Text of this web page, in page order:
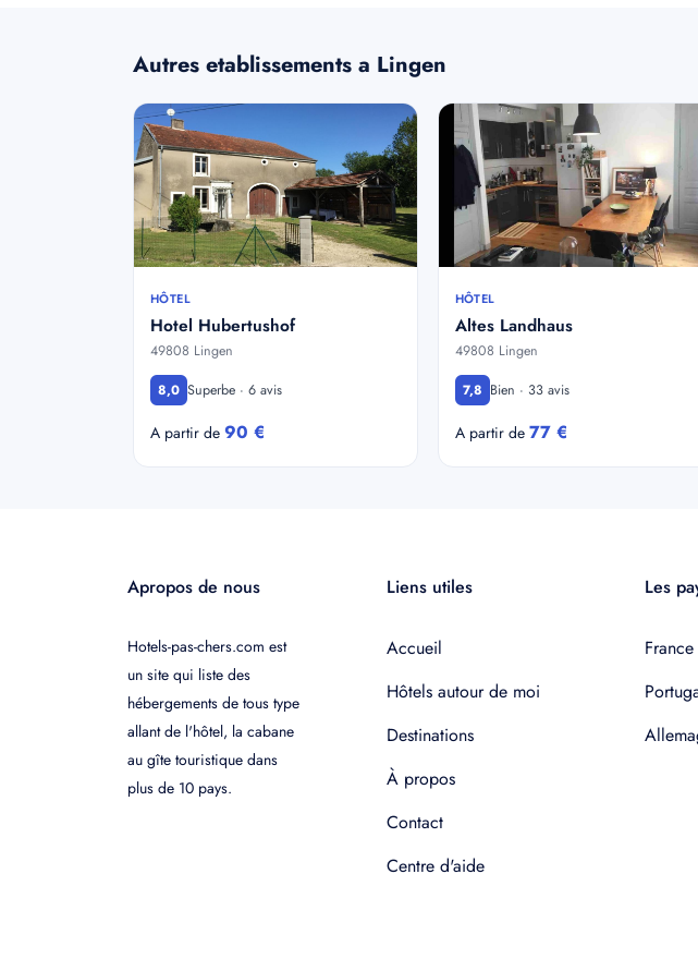
Autres etablissements a Lingen
HÔTEL
Hotel Hubertushof
49808 Lingen
8,0 Superbe · 6 avis
A partir de 90 €
HÔTEL
Altes Landhaus
49808 Lingen
7,8 Bien · 33 avis
A partir de 77 €
Apropos de nous
Hotels-pas-chers.com est
un site qui liste des
hébergements de tous type
allant de l'hôtel, la cabane
au gîte touristique dans
plus de 10 pays.
Liens utiles
Accueil
Hôtels autour de moi
Destinations
À propos
Contact
Centre d'aide
Les
France